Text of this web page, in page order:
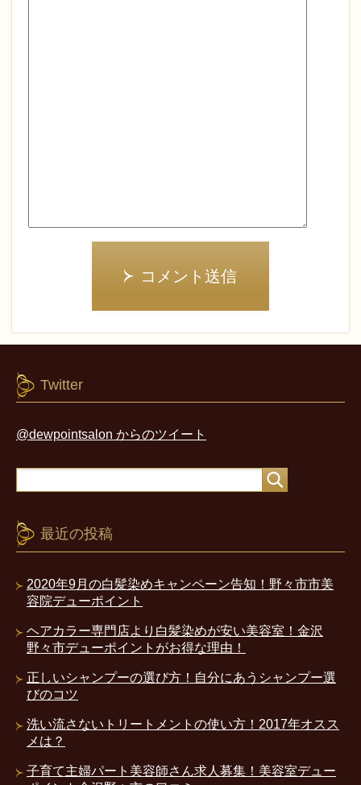
コメント送信
Twitter
@dewpointsalon からのツイート
最近の投稿
2020年9月の白髪染めキャンペーン告知！野々市市美
容院デューポイント
ヘアカラー専門店より白髪染めが安い美容室！金沢
野々市デューポイントがお得な理由！
正しいシャンプーの選び方！自分にあうシャンプー選
びのコツ
洗い流さないトリートメントの使い方！2017年オスス
メは？
子育て主婦パート美容師さん求人募集！美容室デュー